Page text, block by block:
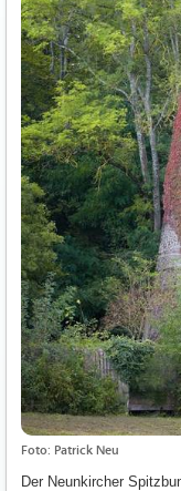
Foto: Patrick Neu
Der Neunkircher